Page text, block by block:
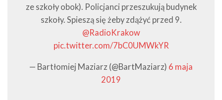
ze szkoły obok). Policjanci przeszukują budynek
szkoły. Spieszą się żeby zdążyć przed 9.
@RadioKrakow
pic.twitter.com/7bC0UMWkYR
— Bartłomiej Maziarz (@BartMaziarz) 6 maja
2019